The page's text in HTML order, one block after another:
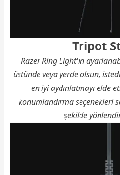
Tripot
Razer Ring Light'ın
üstünde veya yerde olsun,
en iyi aydınlatmayı elde
konumlandırma seçenekleri
şekilde